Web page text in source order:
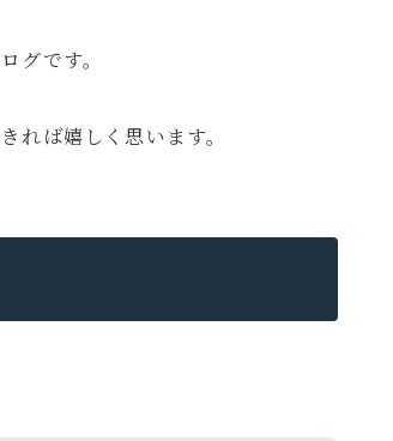
グです。
れば嬉しく思います。